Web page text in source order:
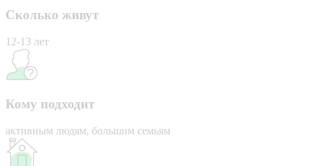
Сколько живут
12-13 лет
Кому подходит
активным людям, большим семьям